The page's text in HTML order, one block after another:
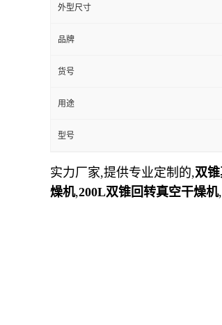
外型尺寸
品牌
货号
用途
型号
实力厂家,提供专业定制的,双
燥机,200L双锥回转真空干燥机,